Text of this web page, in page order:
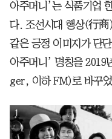
아주머니’는 식품기업
다. 조선시대 행상(行商
같은 긍정 이미지가 단
아주머니’ 명칭을 2019
ger, 이하 FM)로 바꾸